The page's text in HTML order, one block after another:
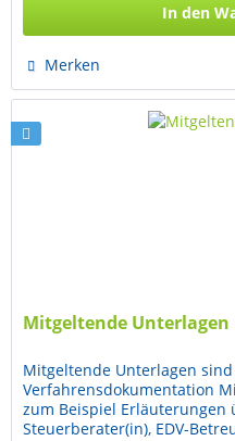
In den
Merken
Mitgeltende Unterlagen
Mitgeltende Unterlagen
Verfahrensdokumentation
zum Beispiel
Steuerberater(in), EDV-